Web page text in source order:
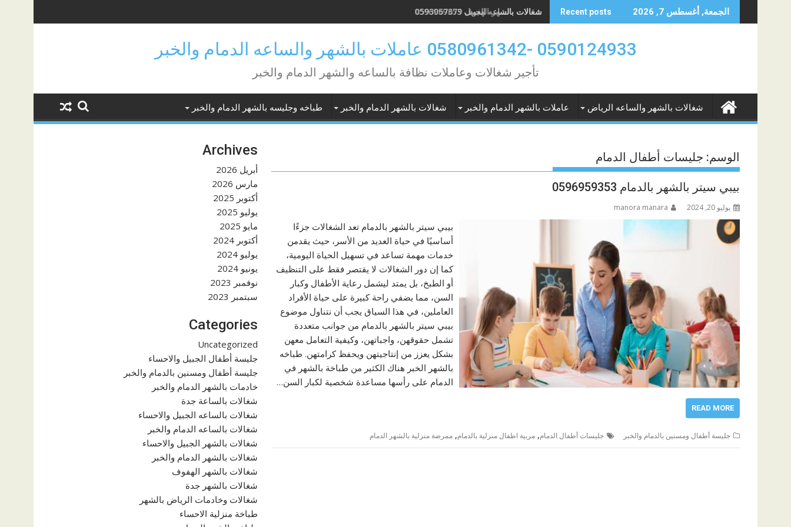
to
الجمعة, أغسطس 7, 2026 Recent posts شغالات بالساعه الجبيل 0593067679
0590124933 -0580961342 عاملات بالشهر والساعه الدمام والخبر
تأجير شغالات وعاملات نظافة بالساعه والشهر الدمام والخبر
شغالات بالشهر والساعه الرياض عاملات بالشهر الدمام والخبر شغالات بالشهر الدمام والخبر طباخه وجليسه بالشهر الدمام والخبر
الوسم: جليسات أطفال الدمام
بيبي سيتر بالشهر بالدمام 0596959353
يوليو 20, 2024 manora manara
بيبي سيتر بالشهر بالدمام تعد الشغالات جزءًا
أساسيًا في حياة العديد من الأسر، حيث يقدمن
خدمات مهمة تساعد في تسهيل الحياة اليومية،
كما إن دور الشغالات لا يقتصر فقط على التنظيف
أو الطبخ، بل يمتد ليشمل رعاية الأطفال وكبار
السن، مما يضفي راحة كبيرة على حياة الأفراد
العاملين، في هذا السياق يجب أن نتناول موضوع
بيبي سيتر بالشهر بالدمام من جوانب متعددة
تشمل حقوقهن، واجباتهن، وكيفية التعامل معهن
بشكل يعزز من إنتاجيتهن ويحفظ كرامتهن. طباخه
بالشهر الخبر هناك الكثير من طباخة بالشهر في
الدمام على رأسها مساعدة شخصية لكبار السن…
READ MORE
جليسة أطفال ومسنين بالدمام والخبر جليسات أطفال الدمام, مربية اطفال منزلية بالدمام, ممرضة منزلية بالشهر الدمام
Archives
أبريل 2026
مارس 2026
أكتوبر 2025
يوليو 2025
مايو 2025
أكتوبر 2024
يوليو 2024
يونيو 2024
نوفمبر 2023
سبتمبر 2023
Categories
Uncategorized
جليسة أطفال الجبيل والاحساء
جليسة أطفال ومسنين بالدمام والخبر
خادمات بالشهر الدمام والخبر
شغالات بالساعة جدة
شغالات بالساعه الجبيل والاحساء
شغالات بالساعه الدمام والخبر
شغالات بالشهر الجبيل والاحساء
شغالات بالشهر الدمام والخبر
شغالات بالشهر الهفوف
شغالات بالشهر جدة
شغالات وخادمات الرياض بالشهر
طباخة منزلية الاحساء